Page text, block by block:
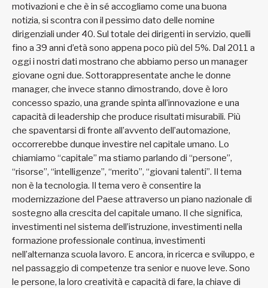
motivazioni e che è in sé accogliamo come una buona
notizia, si scontra con il pessimo dato delle nomine
dirigenziali under 40. Sul totale dei dirigenti in servizio, quelli
fino a 39 anni d’età sono appena poco più del 5%. Dal 2011 a
oggi i nostri dati mostrano che abbiamo perso un manager
giovane ogni due. Sottorappresentate anche le donne
manager, che invece stanno dimostrando, dove è loro
concesso spazio, una grande spinta all’innovazione e una
capacità di leadership che produce risultati misurabili. Più
che spaventarsi di fronte all’avvento dell’automazione,
occorrerebbe dunque investire nel capitale umano. Lo
chiamiamo “capitale” ma stiamo parlando di “persone”,
“risorse”, “intelligenze”, “merito”, “giovani talenti”. Il tema
non è la tecnologia. Il tema vero è consentire la
modernizzazione del Paese attraverso un piano nazionale di
sostegno alla crescita del capitale umano. Il che significa,
investimenti nel sistema dell’istruzione, investimenti nella
formazione professionale continua, investimenti
nell’alternanza scuola lavoro. E ancora, in ricerca e sviluppo, e
nel passaggio di competenze tra senior e nuove leve. Sono
le persone, la loro creatività e capacità di fare, la chiave di